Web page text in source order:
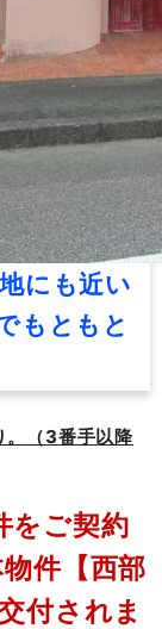
にも近い
もともと
（3番手以降
をご契約
件【西部
付されま